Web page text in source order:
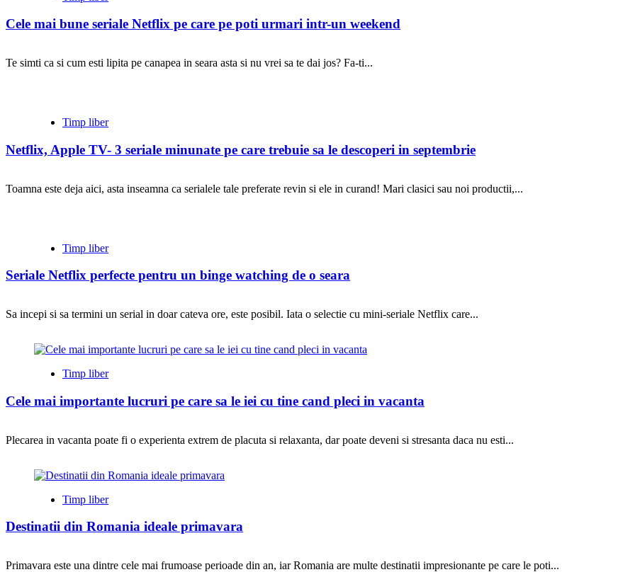
Cele mai bune seriale Netflix pe care pe poti urmari intr-un weekend
Te simti ca si cum esti lipita pe canapea in seara asta si nu vrei sa te dai jos? Fa-ti...
Timp liber
Netflix, Apple TV- 3 seriale minunate pe care trebuie sa le descoperi in septembrie
Toamna este deja aici, asta inseamna ca serialele tale preferate revin si ele in curand! Mari clasici sau noi productii,...
Timp liber
Seriale Netflix perfecte pentru un binge watching de o seara
Sa incepi si sa termini un serial in doar cateva ore, este posibil. Iata o selectie cu mini-seriale Netflix care...
Timp liber
Cele mai importante lucruri pe care sa le iei cu tine cand pleci in vacanta
Plecarea in vacanta poate fi o experienta extrem de placuta si relaxanta, dar poate deveni si stresanta daca nu esti...
Timp liber
Destinatii din Romania ideale primavara
Primavara este una dintre cele mai frumoase perioade din an, iar Romania are multe destinatii impresionante pe care le poti...